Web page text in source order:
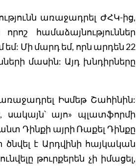
առաջադրել ԺՀԿ-ից,
համաձայնություններ
Մի մարդ եմ, որն արդեն 22
մասին: Այդ խնդիրները
Իսմեթ Շահինին:
այո» պլատֆորմի
Դինքի այրի Ռաքել Դինքը
է Արդվինի հայկական
թուրքերեն չի իմացել,